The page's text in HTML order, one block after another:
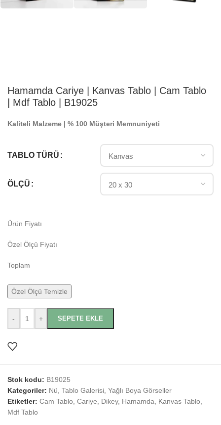
Hamamda Cariye | Kanvas Tablo | Cam Tablo
| Mdf Tablo | B19025
Kaliteli Malzeme | % 100 Müşteri Memnuniyeti
TABLO TÜRÜ
ÖLÇÜ
Ürün Fiyatı
Özel Ölçü Fiyatı
Toplam
Özel Ölçü Temizle
- + SEPETE EKLE
Stok kodu: B19025
Kategoriler: Nü Tablo Galerisi Yağlı Boya Görseller
Etiketler: Cam Tablo Cariye Dikey, Hamamda Kanvas Tablo
Mdf Tablo